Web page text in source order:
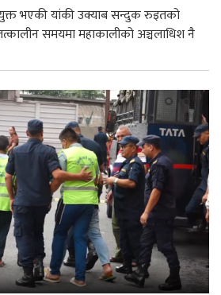
भएकी यांकी उक्याब सन्दुक रुइतको
समयमा महाकालीको अञ्चलाधिश नै